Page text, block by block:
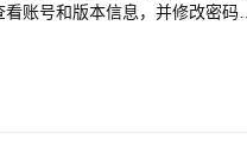
账号和版本信息，并修改密码，